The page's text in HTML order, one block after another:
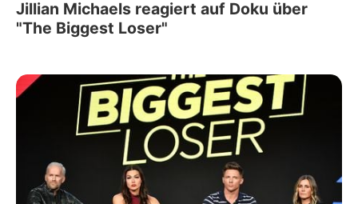
Jillian Michaels reagiert auf Doku über
"The Biggest Loser"